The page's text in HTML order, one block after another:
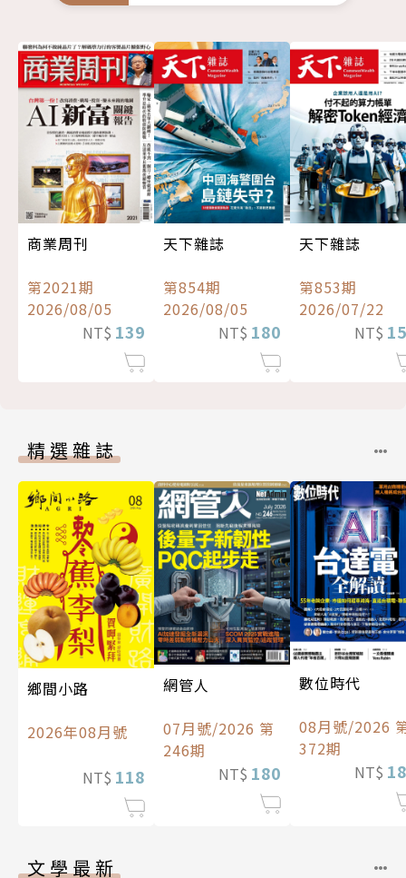
商業周刊
第2021期
2026/08/05
NT$ 139
天下雜誌
第854期
2026/08/05
NT$ 180
天下雜誌
第853期
2026/07/22
NT$
精選雜誌
鄉間小路
2026年08月號
NT$ 118
網管人
07月號/2026 第
246期
NT$ 180
數位時代
08月號/2026
372期
NT$
文學最新